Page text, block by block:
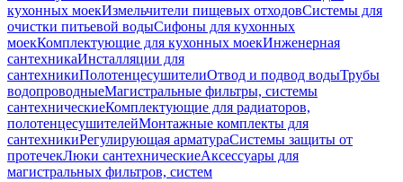
кухонных моекИзмельчители пищевых отходовСистемы для
очистки питьевой водыСифоны для кухонных
моекКомплектующие для кухонных моекИнженерная
сантехникаИнсталляции для
сантехникиПолотенцесушителиОтвод и подвод водыТрубы
водопроводныеМагистральные фильтры, системы
сантехническиеКомплектующие для радиаторов,
полотенцесушителейМонтажные комплекты для
сантехникиРегулирующая арматураСистемы защиты от
протечекЛюки сантехническиеАксессуары для
магистральных фильтров, систем